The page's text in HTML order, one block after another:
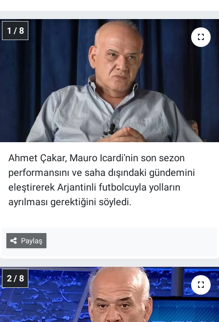
1 / 8
Ahmet Çakar, Mauro Icardi'nin son sezon
performansını ve saha dışındaki gündemini
eleştirerek Arjantinli futbolcuyla yolların
ayrılması gerektiğini söyledi.
Paylaş
2 / 8